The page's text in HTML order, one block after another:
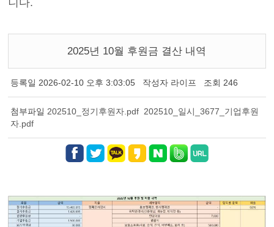
니다.
2025년 10월 후원금 결산 내역
등록일 2026-02-10 오후 3:03:05 작성자 라이프 조회 246
첨부파일 202510_정기후원자.pdf 202510_일시_3677_기업후원
자.pdf